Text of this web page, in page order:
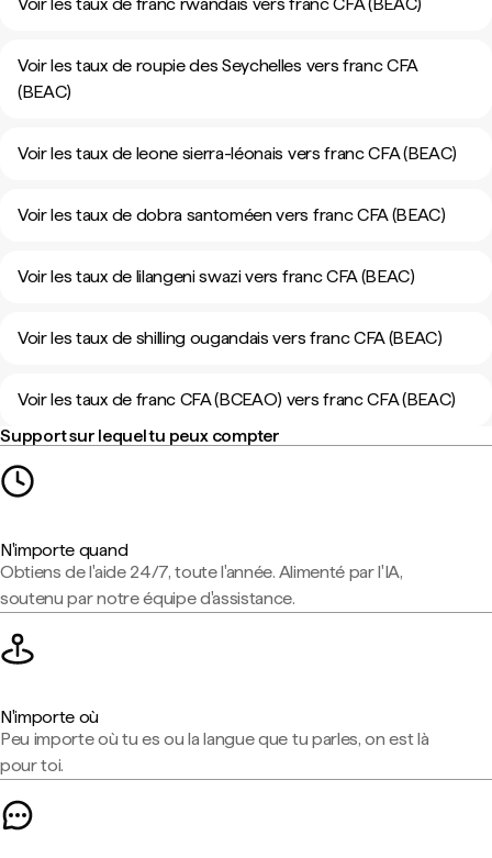
Voir les taux de roupie des Seychelles vers franc CFA
(BEAC)
Voir les taux de leone sierra-léonais vers franc CFA (BEAC)
Voir les taux de dobra santoméen vers franc CFA (BEAC)
Voir les taux de lilangeni swazi vers franc CFA (BEAC)
Voir les taux de shilling ougandais vers franc CFA (BEAC)
Voir les taux de franc CFA (BCEAO) vers franc CFA (BEAC)
Support sur lequel tu peux compter
N'importe quand
Obtiens de l'aide 24/7, toute l'année. Alimenté par l'IA,
soutenu par notre équipe d'assistance.
N'importe où
Peu importe où tu es ou la langue que tu parles, on est là
pour toi.